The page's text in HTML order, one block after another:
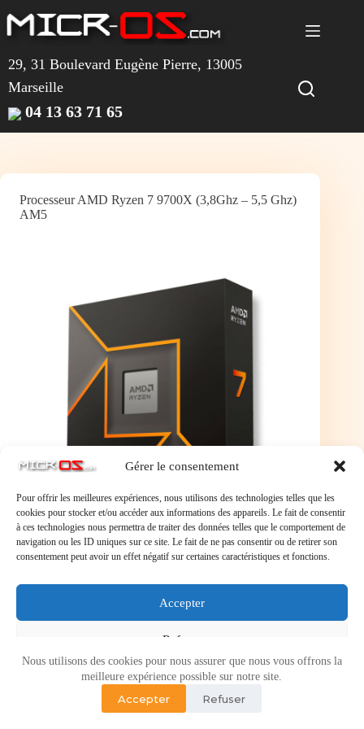
Gérer le consentement
Pour offrir les meilleures expériences, nous utilisons des technologies telles que les
cookies pour stocker et/ou accéder aux informations des appareils. Le fait de consentir
à ces technologies nous permettra de traiter des données telles que le comportement de
navigation ou les ID uniques sur ce site. Le fait de ne pas consentir ou de retirer son
consentement peut avoir un effet négatif sur certaines caractéristiques et fonctions.
Accepter
Refuser
Voir les préférences
Politique de cookiesPolitique de confidentialité
au
contenu
Nous utilisons des cookies pour nous assurer que nous vous offrons la
meilleure expérience possible sur notre site.
Accepter Refuser
29, 31 Boulevard Eugène Pierre, 13005
Marseille
04 13 63 71 65
Processeur AMD Ryzen 7 9700X (3,8Ghz – 5,5 Ghz)
AM5
Processeur AMD Ryzen 7 9700X (3,8Ghz / 5,5 Ghz)
AM5
AM5